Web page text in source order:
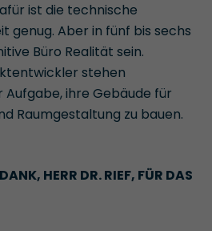
ist die technische
genug. Aber in fünf bis sechs
Büro Realität sein.
stehen
ihre Gebäude für
Raumgestaltung zu bauen.
HERR DR. RIEF, FÜR DAS